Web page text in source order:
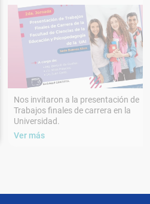
Nos invitaron a la presentación de
Trabajos finales de carrera en la
Universidad.
Ver más